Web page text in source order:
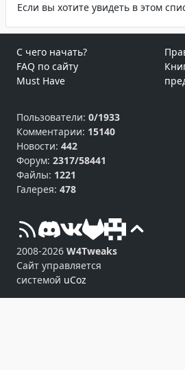
Если вы хотите увидеть в этом
С чего начать?
FAQ по сайту
Must Have
Пользователи: 0/1933
Комментарии: 15140
Новости: 442
Форум: 2317/58441
Файлы: 1221
Галерея: 478
2008-2026 W4Tweaks
Сайт управляется
системой uCoz